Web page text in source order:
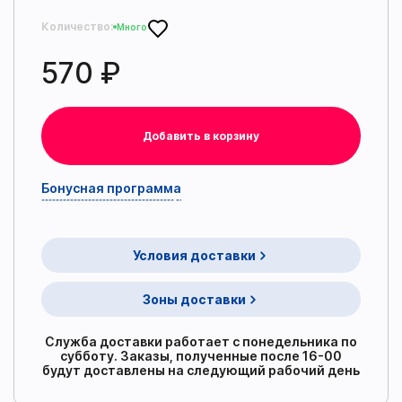
Количество: Много
570 ₽
Добавить в корзину
Бонусная программа
Условия доставки
Зоны доставки
Служба доставки работает с понедельника по
субботу. Заказы, полученные после 16-00
будут доставлены на следующий рабочий день